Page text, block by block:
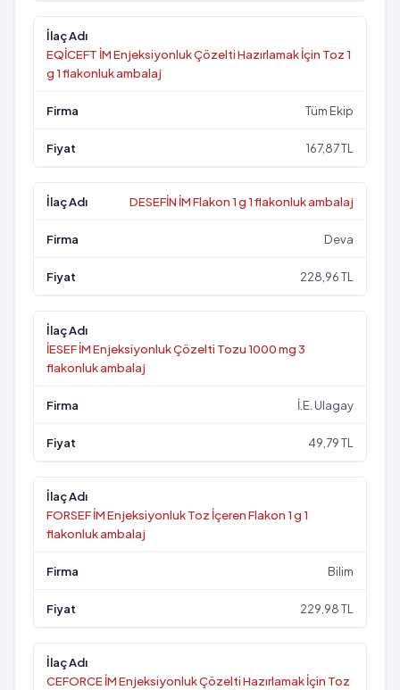
EQİCEFT İM Enjeksiyonluk Çözelti Hazırlamak İçin Toz 1
g 1 flakonluk ambalaj
Tüm Ekip
167,87 TL
DESEFİN İM Flakon 1 g 1 flakonluk ambalaj
Deva
228,96 TL
İESEF İM Enjeksiyonluk Çözelti Tozu 1000 mg 3
flakonluk ambalaj
İ.E. Ulagay
49,79 TL
FORSEF İM Enjeksiyonluk Toz İçeren Flakon 1 g 1
flakonluk ambalaj
Bilim
229,98 TL
CEFORCE İM Enjeksiyonluk Çözelti Hazırlamak İçin Toz